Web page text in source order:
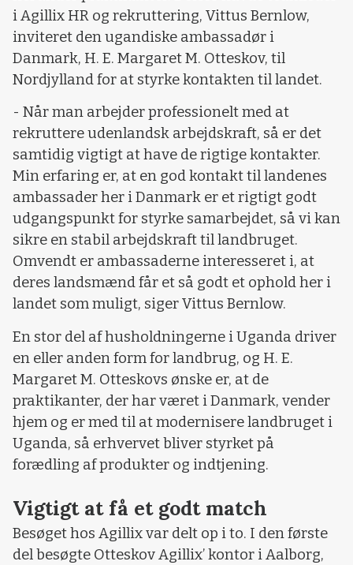
i Agillix HR og rekruttering, Vittus Bernlow,
inviteret den ugandiske ambassadør i
Danmark, H. E. Margaret M. Otteskov, til
Nordjylland for at styrke kontakten til landet.
- Når man arbejder professionelt med at
rekruttere udenlandsk arbejdskraft, så er det
samtidig vigtigt at have de rigtige kontakter.
Min erfaring er, at en god kontakt til landenes
ambassader her i Danmark er et rigtigt godt
udgangspunkt for styrke samarbejdet, så vi kan
sikre en stabil arbejdskraft til landbruget.
Omvendt er ambassaderne interesseret i, at
deres landsmænd får et så godt et ophold her i
landet som muligt, siger Vittus Bernlow.
En stor del af husholdningerne i Uganda driver
en eller anden form for landbrug, og H. E.
Margaret M. Otteskovs ønske er, at de
praktikanter, der har været i Danmark, vender
hjem og er med til at modernisere landbruget i
Uganda, så erhvervet bliver styrket på
forædling af produkter og indtjening.
Vigtigt at få et godt match
Besøget hos Agillix var delt op i to. I den første
del besøgte Otteskov Agillix’ kontor i Aalborg,